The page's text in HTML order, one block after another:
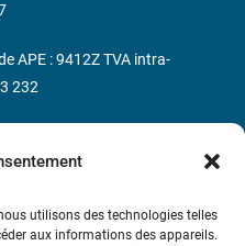
utilisons des technologies telles
aux informations des appareils.
d’André-
de Vente
APE : 9412Z TVA intra-
232